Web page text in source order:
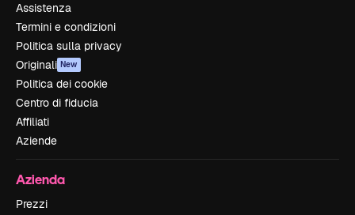
Assistenza
Termini e condizioni
Politica sulla privacy
Originali New
Politica dei cookie
Centro di fiducia
Affiliati
Aziende
Azienda
Prezzi